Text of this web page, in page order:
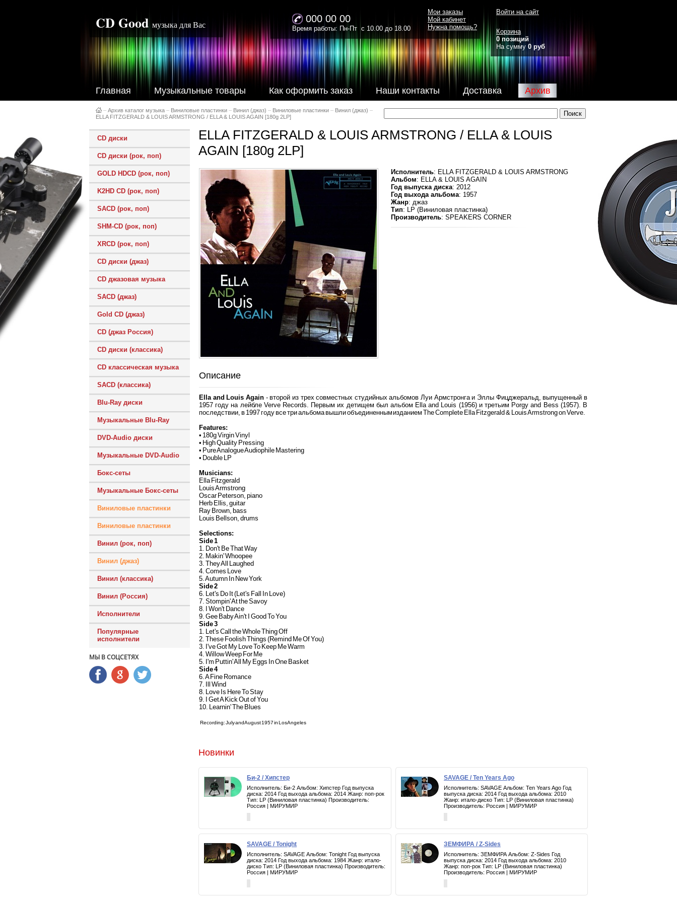
CD Good музыка для Вас
000 00 00
Время работы: Пн-Пт с 10.00 до 18.00
Главная Музыкальные товары Как оформить заказ Наши контакты Доставка Архив
Мои заказы
Мой кабинет
Нужна помощь?
Войти на сайт
Корзина
0 позиций
На сумму 0 руб
– Архив каталог музыка – Виниловые пластинки – Винил (джаз) – Виниловые пластинки – Винил (джаз) –
ELLA FITZGERALD & LOUIS ARMSTRONG / ELLA & LOUIS AGAIN [180g 2LP]
CD диски
CD диски (рок, поп)
GOLD HDCD (рок, поп)
K2HD CD (рок, поп)
SACD (рок, поп)
SHM-CD (рок, поп)
XRCD (рок, поп)
CD диски (джаз)
CD джазовая музыка
SACD (джаз)
Gold CD (джаз)
CD (джаз Россия)
CD диски (классика)
CD классическая музыка
SACD (классика)
Blu-Ray диски
Музыкальные Blu-Ray
DVD-Audio диски
Музыкальные DVD-Audio
Бокс-сеты
Музыкальные Бокс-сеты
Виниловые пластинки
Виниловые пластинки
Винил (рок, поп)
Винил (джаз)
Винил (классика)
Винил (Россия)
Исполнители
Популярные
исполнители
МЫ В СОЦСЕТЯХ
ELLA FITZGERALD & LOUIS ARMSTRONG / ELLA & LOUIS
AGAIN [180g 2LP]
Исполнитель: ELLA FITZGERALD & LOUIS ARMSTRONG
Альбом: ELLA & LOUIS AGAIN
Год выпуска диска: 2012
Год выхода альбома: 1957
Жанр: джаз
Тип: LP (Виниловая пластинка)
Производитель: SPEAKERS CORNER
Описание
Ella and Louis Again- второй из трех совместных студийных альбомов Луи Армстронга и Эллы Фицджеральд, выпущенный в
1957 году на лейбле Verve Records. Первым их детищем был альбом Ella and Louis (1956) и третьим Porgy and Bess (1957). В
последствии, в 1997 году все три альбома вышли объединенным изданием The Complete Ella Fitzgerald & Louis Armstrong on Verve.
Features:
• 180g Virgin Vinyl
• High Quality Pressing
• Pure Analogue Audiophile Mastering
• Double LP
Musicians:
Ella Fitzgerald
Louis Armstrong
Oscar Peterson, piano
Herb Ellis, guitar
Ray Brown, bass
Louis Bellson, drums
Selections:
Side 1
1. Don't Be That Way
2. Makin' Whoopee
3. They All Laughed
4. Comes Love
5. Autumn In New York
Side 2
6. Let's Do It (Let's Fall In Love)
7. Stompin' At the Savoy
8. I Won't Dance
9. Gee Baby Ain't I Good To You
Side 3
1. Let's Call the Whole Thing Off
2. These Foolish Things (Remind Me Of You)
3. I've Got My Love To Keep Me Warm
4. Willow Weep For Me
5. I'm Puttin' All My Eggs In One Basket
Side 4
6. A Fine Romance
7. Ill Wind
8. Love Is Here To Stay
9. I Get A Kick Out of You
10. Learnin' The Blues
Recording: July and August 1957 in Los Angeles
Новинки
Би-2 / Хипстер
Исполнитель: Би-2 Альбом: Хипстер Год выпуска
диска: 2014 Год выхода альбома: 2014 Жанр: поп-рок
Тип: LP (Виниловая пластинка) Производитель:
Россия | МИРУМИР
SAVAGE / Ten Years Ago
Исполнитель: SAVAGE Альбом: Ten Years Ago Год
выпуска диска: 2014 Год выхода альбома: 2010
Жанр: итало-диско Тип: LP (Виниловая пластинка)
Производитель: Россия | МИРУМИР
SAVAGE / Tonight
Исполнитель: SAVAGE Альбом: Tonight Год выпуска
диска: 2014 Год выхода альбома: 1984 Жанр: итало-
диско Тип: LP (Виниловая пластинка) Производитель:
Россия | МИРУМИР
ЗЕМФИРА / Z-Sides
Исполнитель: ЗЕМФИРА Альбом: Z-Sides Год
выпуска диска: 2014 Год выхода альбома: 2010
Жанр: поп-рок Тип: LP (Виниловая пластинка)
Производитель: Россия | МИРУМИР